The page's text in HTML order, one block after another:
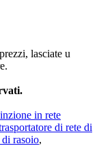
lasciate u
in rete
di rete di
rasoio,